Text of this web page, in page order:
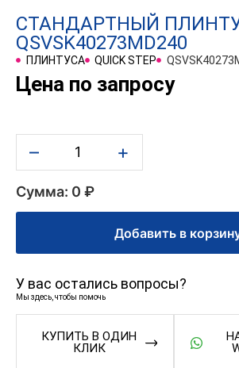
СТАНДАРТНЫЙ
QSVSK40273MD240
ПЛИНТУСА QUICK STEP
Цена по запросу
– +
Сумма: 0 ₽
Добавить в
У вас остались вопросы?
Мы здесь, чтобы помочь
КУПИТЬ В ОДИН
КЛИК